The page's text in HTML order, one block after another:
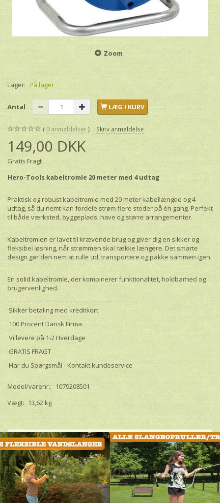
Zoom
Lager: På lager
Antal LÆG I KURV
0 anmeldelser Skriv anmeldelse
149,00 DKK
Gratis Fragt
Hero-Tools kabeltromle 20 meter med 4 udtag
Praktisk og robust kabeltromle med 20 meter kabellængde og 4
udtag, så du nemt kan fordele strøm flere steder på én gang. Perfekt
til både værksted, byggeplads, have og større arrangementer.
Kabeltromlen er lavet til krævende brug og giver dig en sikker og
fleksibel løsning, når strømmen skal række længere. Det smarte
design gør den nem at rulle ud, transportere og pakke sammen igen.
En solid kabeltromle, der kombinerer funktionalitet, holdbarhed og
brugervenlighed.
----------------------------------------------------------------
Sikker betaling med kreditkort
100 Procent Dansk Firma
Vi levere på 1-2 Hverdage
GRATIS FRAGT
Har du Spørgsmål - Kontakt kundeservice
Model/varenr.: 1079208501
Vægt: 13,62 kg